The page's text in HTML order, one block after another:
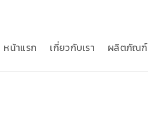
หน้าแรก เกี่ยวกับเรา ผลิตภัณฑ์